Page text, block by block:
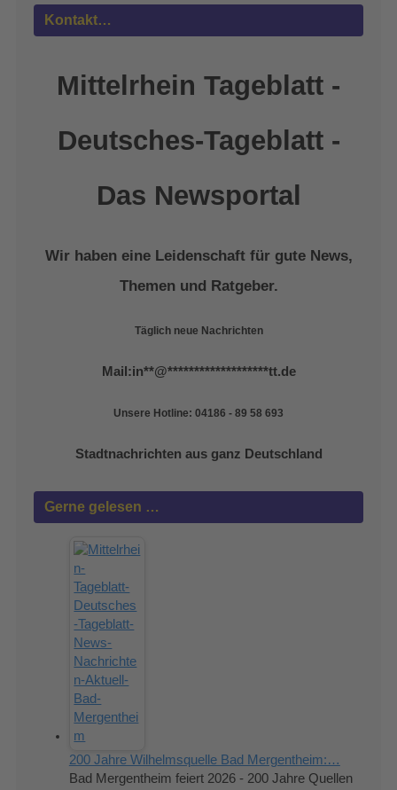
Kontakt…
Mittelrhein Tageblatt -
Deutsches-Tageblatt -
Das Newsportal
Wir haben eine Leidenschaft für gute News,
Themen und Ratgeber.
Täglich neue Nachrichten
Mail:in**@*******************tt.de
Unsere Hotline: 04186 - 89 58 693
Stadtnachrichten aus ganz Deutschland
Gerne gelesen …
200 Jahre Wilhelmsquelle Bad Mergentheim:…
Bad Mergentheim feiert 2026 - 200 Jahre Quellen